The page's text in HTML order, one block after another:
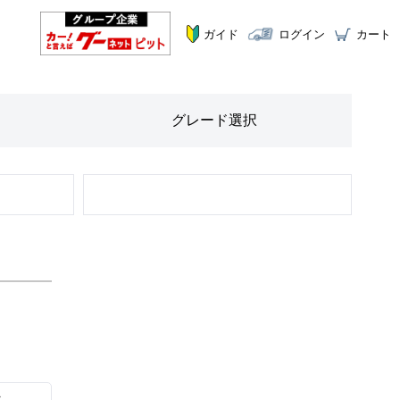
ガイド ログイン カート
グレード選択